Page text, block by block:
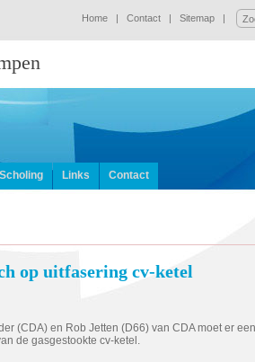
Home | Contact | Sitemap |
Scholing Links Contact
op uitfasering cv-ketel
(CDA) en Rob Jetten (D66) van CDA moet er een
de gasgestookte cv-ketel.